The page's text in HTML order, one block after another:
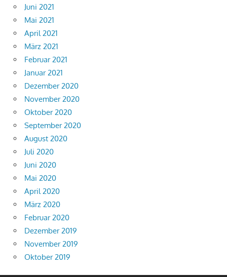
Juni 2021
Mai 2021
April 2021
März 2021
Februar 2021
Januar 2021
Dezember 2020
November 2020
Oktober 2020
September 2020
August 2020
Juli 2020
Juni 2020
Mai 2020
April 2020
März 2020
Februar 2020
Dezember 2019
November 2019
Oktober 2019